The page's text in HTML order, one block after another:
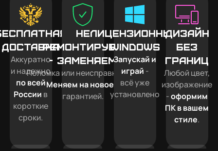
доставка
Аккуратно
и надежно
по всей
России в
короткие
сроки.
Не
ремонтируем
- заменяем
Поломка или неисправность?
Меняем на новое
гарантией.
Лицензионный
Windows
Запускай и
играй -
всё уже
установлено
Дизайн
без
границ
Любой цвет,
изображение
-оформим
ПК в вашем
стиле.